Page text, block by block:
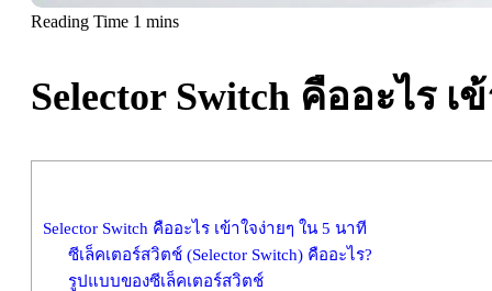
Selector Switch คืออะไร เ
Selector Switch คืออะไร เข้าใจง่ายๆ ใน 5 นาที
ซีเล็คเตอร์สวิตช์ (Selector Switch) คืออะไร?
รูปแบบของซีเล็คเตอร์สวิตช์